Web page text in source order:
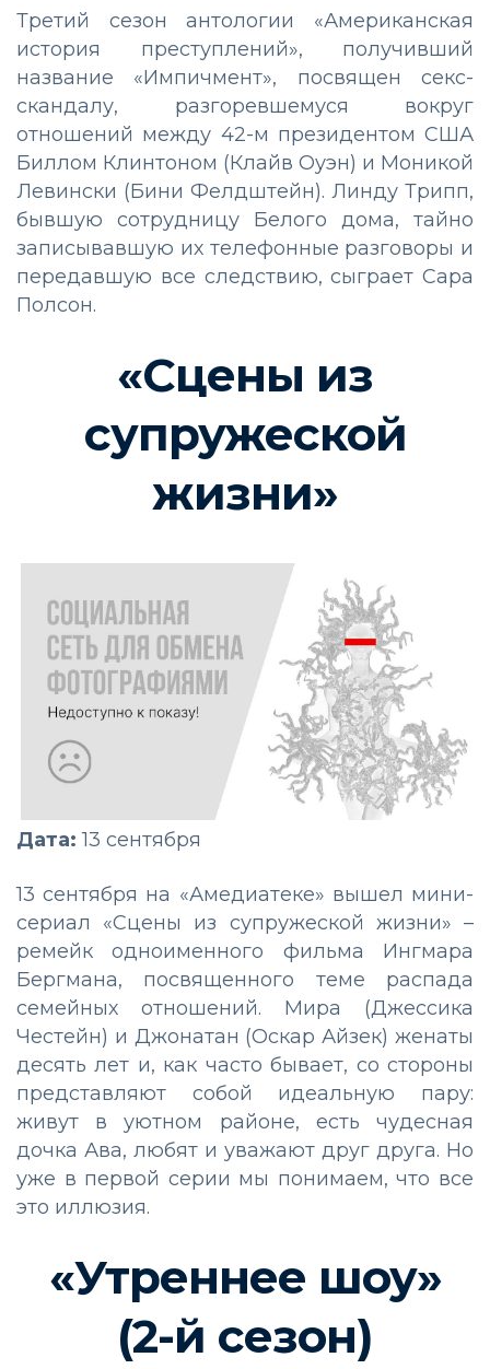
Третий сезон антологии «Американская
история преступлений», получивший
название «Импичмент», посвящен секс-
скандалу, разгоревшемуся вокруг
отношений между 42-м президентом США
Биллом Клинтоном (Клайв Оуэн) и Моникой
Левински (Бини Фелдштейн). Линду Трипп,
бывшую сотрудницу Белого дома, тайно
записывавшую их телефонные разговоры и
передавшую все следствию, сыграет Сара
Полсон.
«Сцены из
супружеской
жизни»
Дата: 13 сентября
13 сентября на «Амедиатеке» вышел мини-
сериал «Сцены из супружеской жизни» –
ремейк одноименного фильма Ингмара
Бергмана, посвященного теме распада
семейных отношений. Мира (Джессика
Честейн) и Джонатан (Оскар Айзек) женаты
десять лет и, как часто бывает, со стороны
представляют собой идеальную пару:
живут в уютном районе, есть чудесная
дочка Ава, любят и уважают друг друга. Но
уже в первой серии мы понимаем, что все
это иллюзия.
«Утреннее шоу»
(2-й сезон)